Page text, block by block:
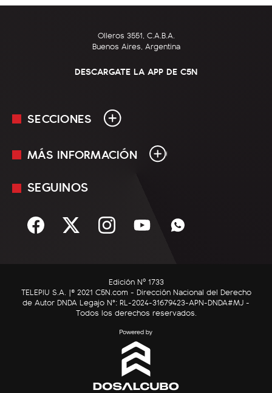
Olleros 3551, C.A.B.A.
Buenos Aires, Argentina
DESCARGATE LA APP DE C5N
SECCIONES
En Vivo
Sociedad
C5N Autos
RatingCero
MÁS INFORMACIÓN
Mediakit
Términos y condiciones
SEGUINOS
Edición Nº 1733
TELEPIU S.A. |© 2021 C5N.com - Dirección Nacional del Derecho
de Autor DNDA Legajo N°: RL-2024-31679423-APN-DNDA#MJ -
Todos los derechos reservados.